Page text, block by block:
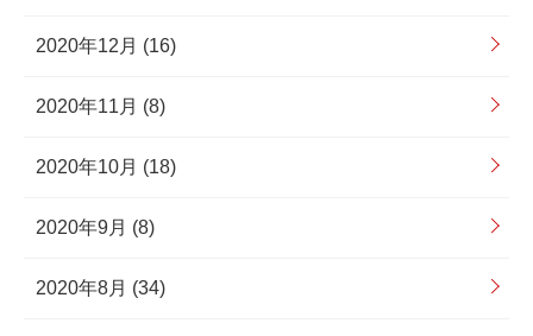
2020年12月 (16)
2020年11月 (8)
2020年10月 (18)
2020年9月 (8)
2020年8月 (34)